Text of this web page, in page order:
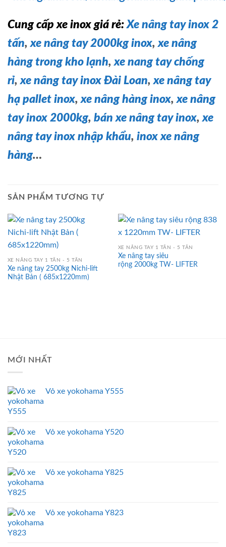
Cung cấp xe inox giá rẻ: Xe nâng tay inox 2
tấn,xe nâng tay 2000kg inox,xe nâng
hàng trong kho lạnh,xe nang tay chống
rỉ, xe nâng tay inox Đài Loan,xe nâng tay
hạ pallet inox,xe nâng hàng inox,xe nâng
tay inox 2000kg, bán xe nâng tay inox,xe
nâng tay inox nhập khẩu, inox xe nâng
hàng…
SẢN PHẨM TƯƠNG TỰ
XE NÂNG TAY 1 TẤN - 5 TẤN
Xe nâng tay 2500kg Nichi-lift
Nhật Bản ( 685x1220mm)
XE NÂNG TAY 1 TẤN - 5 TẤN
Xe nâng tay siêu
rộng 2000kg TW- LIFTER
MỚI NHẤT
Vỏ xe yokohama Y555
Vỏ xe yokohama Y520
Vỏ xe yokohama Y825
Vỏ xe yokohama Y823